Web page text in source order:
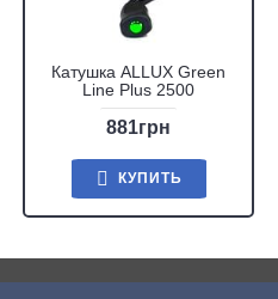
Катушка ALLUX Green
Line Plus 2500
881грн
КУПИТЬ